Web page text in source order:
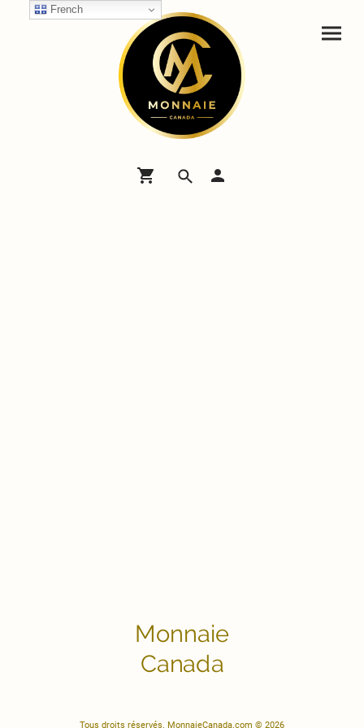
Monnaie
Canada
Tous droits réservés. MonnaieCanada.com © 2026
French